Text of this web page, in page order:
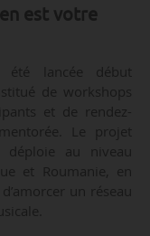
est votre
lancée début
de workshops
et de rendez-
Le projet
au niveau
et Roumanie, en
un réseau